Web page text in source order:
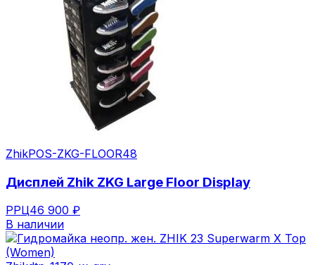
ZhikPOS-ZKG-FLOOR48
Дисплей Zhik ZKG Large Floor Display
РРЦ46 900 ₽
В наличии